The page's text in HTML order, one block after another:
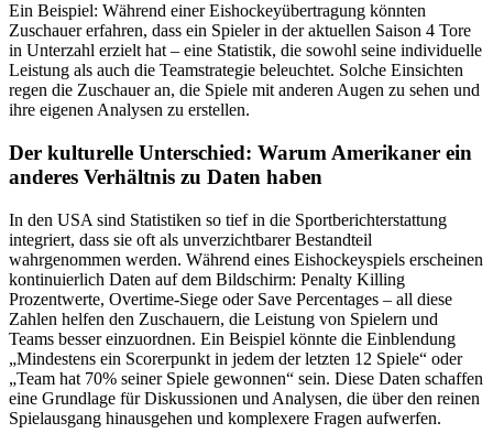
Ein Beispiel: Während einer Eishockeyübertragung könnten
Zuschauer erfahren, dass ein Spieler in der aktuellen Saison 4 Tore
in Unterzahl erzielt hat – eine Statistik, die sowohl seine individuelle
Leistung als auch die Teamstrategie beleuchtet. Solche Einsichten
regen die Zuschauer an, die Spiele mit anderen Augen zu sehen und
ihre eigenen Analysen zu erstellen.
Der kulturelle Unterschied: Warum Amerikaner ein
anderes Verhältnis zu Daten haben
In den USA sind Statistiken so tief in die Sportberichterstattung
integriert, dass sie oft als unverzichtbarer Bestandteil
wahrgenommen werden. Während eines Eishockeyspiels erscheinen
kontinuierlich Daten auf dem Bildschirm: Penalty Killing
Prozentwerte, Overtime-Siege oder Save Percentages – all diese
Zahlen helfen den Zuschauern, die Leistung von Spielern und
Teams besser einzuordnen. Ein Beispiel könnte die Einblendung
„Mindestens ein Scorerpunkt in jedem der letzten 12 Spiele“ oder
„Team hat 70% seiner Spiele gewonnen“ sein. Diese Daten schaffen
eine Grundlage für Diskussionen und Analysen, die über den reinen
Spielausgang hinausgehen und komplexere Fragen aufwerfen.